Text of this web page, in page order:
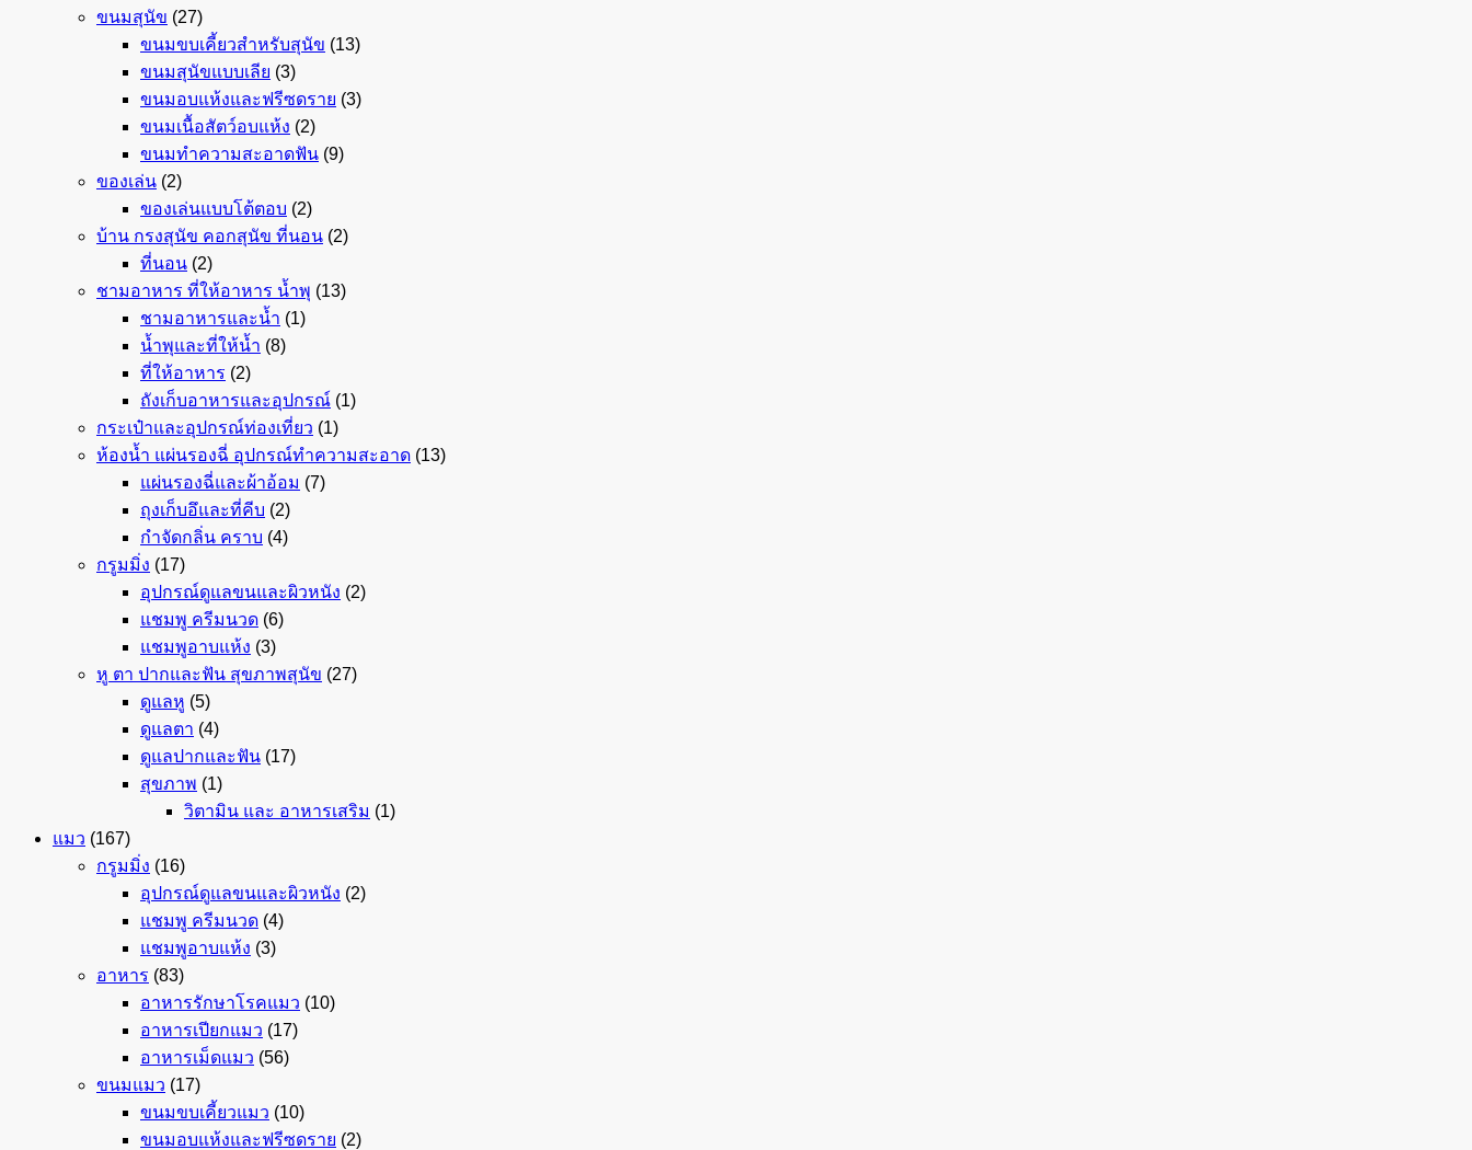
ขนมสุนัข (27)
ขนมขบเคี้ยวสำหรับสุนัข (13)
ขนมสุนัขแบบเลีย (3)
ขนมอบแห้งและฟรีซดราย (3)
ขนมเนื้อสัตว์อบแห้ง (2)
ขนมทำความสะอาดฟัน (9)
ของเล่น (2)
ของเล่นแบบโต้ตอบ (2)
บ้าน กรงสุนัข คอกสุนัข ที่นอน (2)
ที่นอน (2)
ชามอาหาร ที่ให้อาหาร น้ำพุ (13)
ชามอาหารและน้ำ (1)
น้ำพุและที่ให้น้ำ (8)
ที่ให้อาหาร (2)
ถังเก็บอาหารและอุปกรณ์ (1)
กระเป๋าและอุปกรณ์ท่องเที่ยว (1)
ห้องน้ำ แผ่นรองฉี่ อุปกรณ์ทำความสะอาด (13)
แผ่นรองฉี่และผ้าอ้อม (7)
ถุงเก็บอึและที่คีบ (2)
กำจัดกลิ่น คราบ (4)
กรูมมิ่ง (17)
อุปกรณ์ดูแลขนและผิวหนัง (2)
แชมพู ครีมนวด (6)
แชมพูอาบแห้ง (3)
หู ตา ปากและฟัน สุขภาพสุนัข (27)
ดูแลหู (5)
ดูแลตา (4)
ดูแลปากและฟัน (17)
สุขภาพ (1)
วิตามิน และ อาหารเสริม (1)
แมว (167)
กรูมมิ่ง (16)
อุปกรณ์ดูแลขนและผิวหนัง (2)
แชมพู ครีมนวด (4)
แชมพูอาบแห้ง (3)
อาหาร (83)
อาหารรักษาโรคแมว (10)
อาหารเปียกแมว (17)
อาหารเม็ดแมว (56)
ขนมแมว (17)
ขนมขบเคี้ยวแมว (10)
ขนมอบแห้งและฟรีซดราย (2)